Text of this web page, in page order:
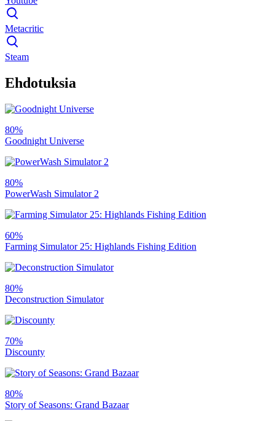
Metacritic
Steam
Ehdotuksia
80%
Goodnight Universe
80%
PowerWash Simulator 2
60%
Farming Simulator 25: Highlands Fishing Edition
80%
Deconstruction Simulator
70%
Discounty
80%
Story of Seasons: Grand Bazaar